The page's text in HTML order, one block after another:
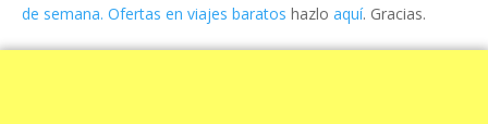
de semana. Ofertas en viajes baratos hazlo aquí. Gracias.